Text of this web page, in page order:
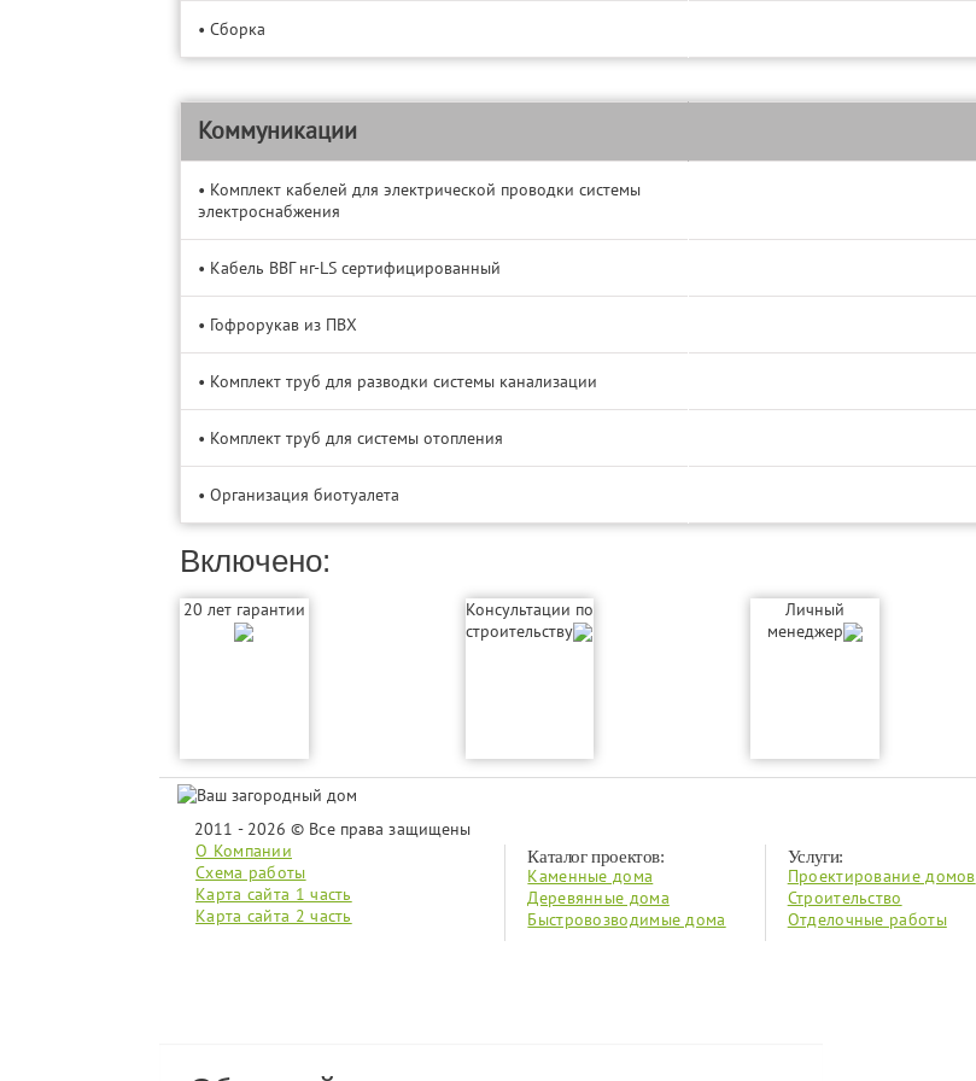
• Сборка
Коммуникации
• Комплект кабелей для электрической проводки системы
электроснабжения
• Кабель BBГ нг-LS сертифицированный
• Гофрорукав из ПВХ
• Комплект труб для разводки системы канализации
• Комплект труб для системы отопления
• Организация биотуалета
Включено:
20 лет гарантии
Консультации по
строительству
Личный
менеджер
2011 - 2026 © Все права защищены
О Компании
Схема работы
Карта сайта 1 часть
Карта сайта 2 часть
Каталог проектов:
Каменные дома
Деревянные дома
Быстровозводимые дома
Услуги:
Проектирование домов
Строительство
Отделочные работы